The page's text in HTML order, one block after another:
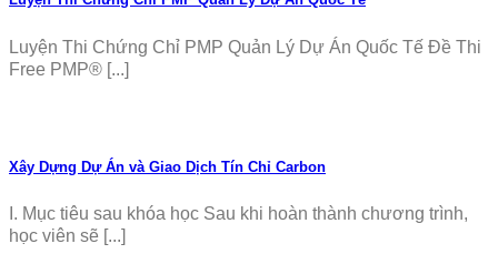
Luyện Thi Chứng Chỉ PMP Quản Lý Dự Án Quốc Tế Đề Thi
Free PMP® [...]
Xây Dựng Dự Án và Giao Dịch Tín Chỉ Carbon
I. Mục tiêu sau khóa học Sau khi hoàn thành chương trình,
học viên sẽ [...]